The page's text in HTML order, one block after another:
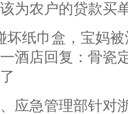
为农户的贷款买
坏纸巾盒，宝妈
酒店回复：骨瓷
应急管理部针对